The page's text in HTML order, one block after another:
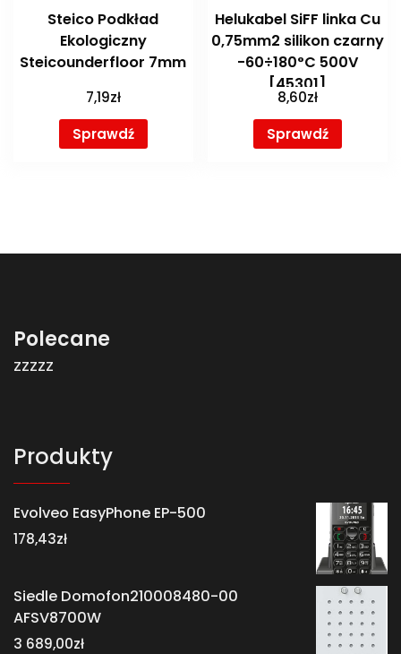
Steico Podkład
Ekologiczny
Steicounderfloor 7mm
7,19zł
Sprawdź
Helukabel SiFF linka Cu
0,75mm2 silikon czarny
-60÷180°C 500V
[45301]
8,60zł
Sprawdź
Polecane
zzzzz
Produkty
Evolveo EasyPhone EP-500
178,43zł
Siedle Domofon210008480-00
AFSV8700W
3 689,00zł